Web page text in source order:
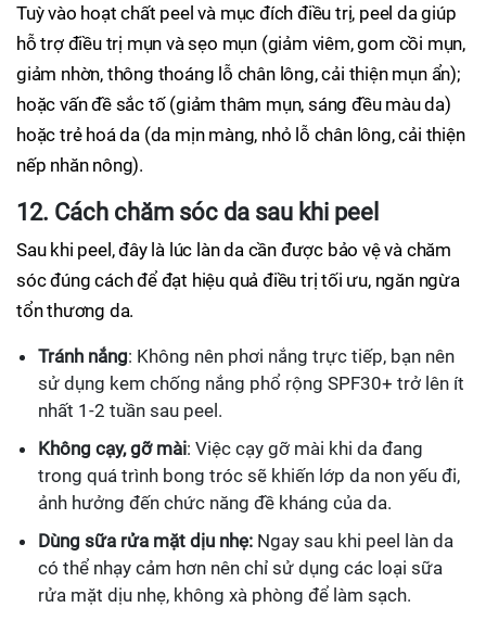
Tuỳ vào hoạt chất peel và mục đích điều trị, peel da giúp
hỗ trợ điều trị mụn và sẹo mụn (giảm viêm, gom cồi mụn,
giảm nhờn, thông thoáng lỗ chân lông, cải thiện mụn ẩn);
hoặc vấn đề sắc tố (giảm thâm mụn, sáng đều màu da)
hoặc trẻ hoá da (da mịn màng, nhỏ lỗ chân lông, cải thiện
nếp nhăn nông).
12. Cách chăm sóc da sau khi peel
Sau khi peel, đây là lúc làn da cần được bảo vệ và chăm
sóc đúng cách để đạt hiệu quả điều trị tối ưu, ngăn ngừa
tổn thương da.
Tránh nắng: Không nên phơi nắng trực tiếp, bạn nên
sử dụng kem chống nắng phổ rộng SPF30+ trở lên ít
nhất 1-2 tuần sau peel.
Không cạy, gỡ mài: Việc cạy gỡ mài khi da đang
trong quá trình bong tróc sẽ khiến lớp da non yếu đi,
ảnh hưởng đến chức năng đề kháng của da.
Dùng sữa rửa mặt dịu nhẹ: Ngay sau khi peel làn da
có thể nhạy cảm hơn nên chỉ sử dụng các loại sữa
rửa mặt dịu nhẹ, không xà phòng để làm sạch.